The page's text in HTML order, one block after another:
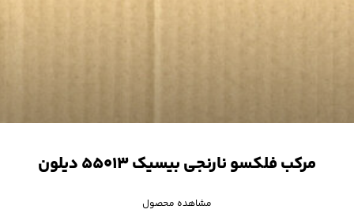
مرکب فلکسو نارنجی بیسیک ۵۵۰۱۳ دیلون
مشاهده محصول